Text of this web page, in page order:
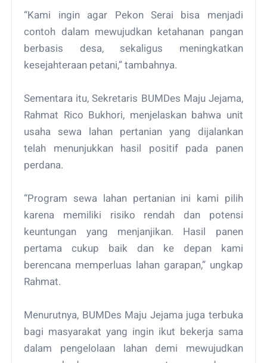
“Kami ingin agar Pekon Serai bisa menjadi
contoh dalam mewujudkan ketahanan pangan
berbasis desa, sekaligus meningkatkan
kesejahteraan petani,” tambahnya.
Sementara itu, Sekretaris BUMDes Maju Jejama,
Rahmat Rico Bukhori, menjelaskan bahwa unit
usaha sewa lahan pertanian yang dijalankan
telah menunjukkan hasil positif pada panen
perdana.
“Program sewa lahan pertanian ini kami pilih
karena memiliki risiko rendah dan potensi
keuntungan yang menjanjikan. Hasil panen
pertama cukup baik dan ke depan kami
berencana memperluas lahan garapan,” ungkap
Rahmat.
Menurutnya, BUMDes Maju Jejama juga terbuka
bagi masyarakat yang ingin ikut bekerja sama
dalam pengelolaan lahan demi mewujudkan